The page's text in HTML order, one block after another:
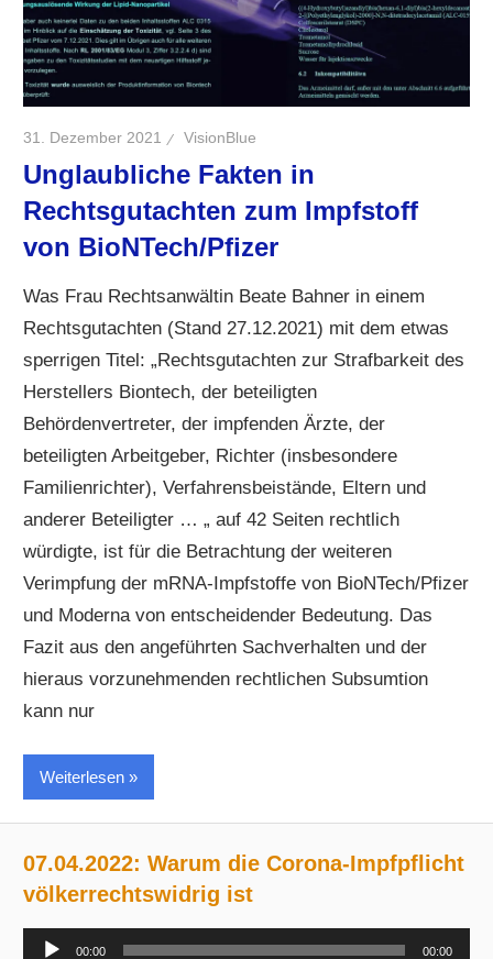
31. Dezember 2021 VisionBlue
Unglaubliche Fakten in
Rechtsgutachten zum Impfstoff
von BioNTech/Pfizer
Was Frau Rechtsanwältin Beate Bahner in einem
Rechtsgutachten (Stand 27.12.2021) mit dem etwas
sperrigen Titel: „Rechtsgutachten zur Strafbarkeit des
Herstellers Biontech, der beteiligten
Behördenvertreter, der impfenden Ärzte, der
beteiligten Arbeitgeber, Richter (insbesondere
Familienrichter), Verfahrensbeistände, Eltern und
anderer Beteiligter … „ auf 42 Seiten rechtlich
würdigte, ist für die Betrachtung der weiteren
Verimpfung der mRNA-Impfstoffe von BioNTech/Pfizer
und Moderna von entscheidender Bedeutung. Das
Fazit aus den angeführten Sachverhalten und der
hieraus vorzunehmenden rechtlichen Subsumtion
kann nur
Weiterlesen
07.04.2022: Warum die Corona-Impfpflicht
völkerrechtswidrig ist
Audio-
00:00 00:00